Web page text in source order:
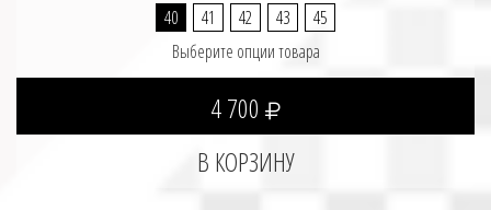
40 41 42 43
45
Выберите опции товара
4 700